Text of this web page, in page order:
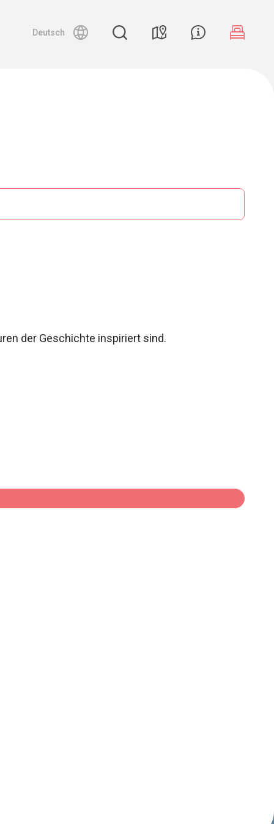
Deutsch
der Geschichte inspiriert sind.